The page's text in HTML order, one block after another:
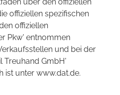
offiziellen spezifischen
offiziellen
Pkw' entnommen
und bei der
Treuhand GmbH'
ist unter www.dat.de.